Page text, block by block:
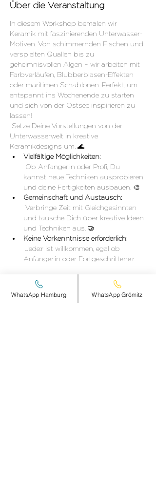
Über die Veranstaltung
In diesem Workshop bemalen wir
Keramik mit faszinierenden Unterwasser-
Motiven. Von schimmernden Fischen und
verspielten Quallen bis zu
geheimnisvollen Algen – wir arbeiten mit
Farbverläufen, Blubberblasen-Effekten
oder maritimen Schablonen. Perfekt, um
entspannt ins Wochenende zu starten
und sich von der Ostsee inspirieren zu
lassen!
Unterwasserwelt in kreative
Keramikdesigns um. 🌊
Vielfältige Möglichkeiten:
kannst neue Techniken ausprobieren
und deine Fertigkeiten ausbauen. 🎨
Gemeinschaft und Austausch:
und tausche Dich über kreative Ideen
und Techniken aus. 🤝
Keine Vorkenntnisse erforderlich:
Anfänger:in oder Fortgeschrittene:r.
DETAILS hier >
WhatsApp Hamburg WhatsApp Grömitz